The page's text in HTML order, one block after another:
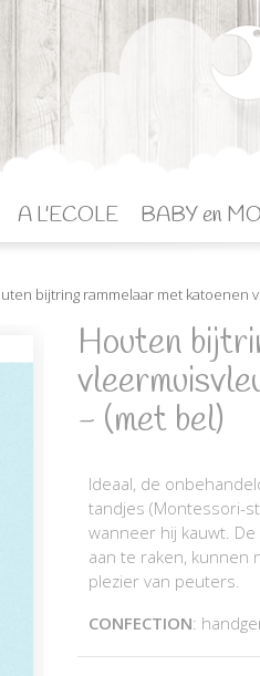
A L'ECOLE BABY en
bijtring rammelaar met katoenen
Houten
- (met bel)
Ideaal, de
tandjes (Montessori-
wanneer hij kauwt.
aan te raken, kunnen
plezier van peuters.
CONFECTION: